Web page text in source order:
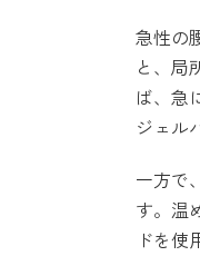
急性の
と、局
ば、急
ジェル
一方で
す。温
ドを